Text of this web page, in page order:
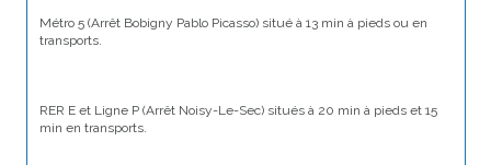
Métro 5 (Arrêt Bobigny Pablo Picasso) situé à 13 min à pieds ou en
transports.
RER E et Ligne P (Arrêt Noisy-Le-Sec) situés à 20 min à pieds et 15
min en transports.